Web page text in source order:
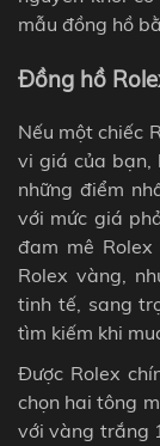
mẫu đồng hồ
Đồng hồ
Nếu một chiếc
vi giá của bạn,
những điểm
với mức giá
đam mê
Rolex vàng,
tinh tế, sang
tìm kiếm khi
Được Rolex
chọn hai tông
với vàng trắng